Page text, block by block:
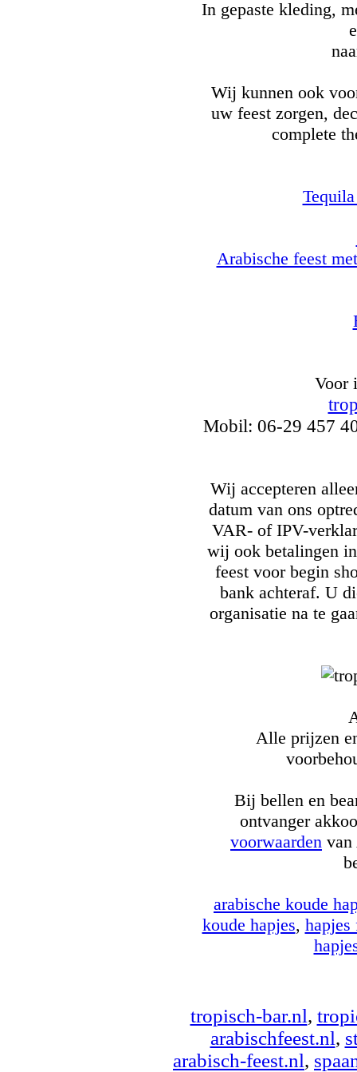
In gepaste kleding,
Wij kunnen ook
uw feest zorgen,
complete
Arabische feest
Voor
Mobil: 06-29 457
Wij accepteren
datum van ons
VAR- of IPV-
wij ook betalingen
feest voor begin
bank achteraf. U
organisatie na te
Alle prijzen
Bij bellen en
ontvanger
voorwaarden van
arabische koude
koude hapjes, hapjes
tropisch-bar.nl,
arabischfeest.nl,
arabisch-feest.nl,